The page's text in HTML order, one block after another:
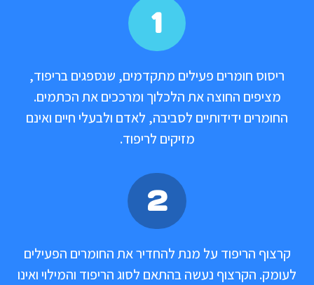
1
ריסוס חומרים פעילים מתקדמים, שנספגים בריפוד,
מציפים החוצה את הלכלוך ומרככים את הכתמים.
החומרים ידידותיים לסביבה, לאדם ולבעלי חיים ואינם
מזיקים לריפוד.
2
קרצוף הריפוד על מנת להחדיר את החומרים הפעילים
לעומק. הקרצוף נעשה בהתאם לסוג הריפוד והמילוי ואינו